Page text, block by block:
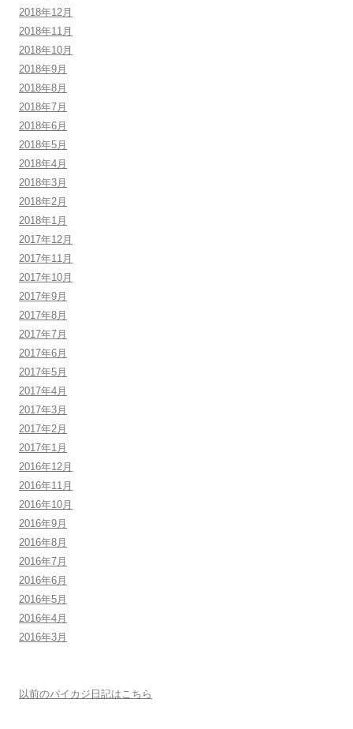
2018年12月
2018年11月
2018年10月
2018年9月
2018年8月
2018年7月
2018年6月
2018年5月
2018年4月
2018年3月
2018年2月
2018年1月
2017年12月
2017年11月
2017年10月
2017年9月
2017年8月
2017年7月
2017年6月
2017年5月
2017年4月
2017年3月
2017年2月
2017年1月
2016年12月
2016年11月
2016年10月
2016年9月
2016年8月
2016年7月
2016年6月
2016年5月
2016年4月
2016年3月
以前のパイカジ日記はこちら